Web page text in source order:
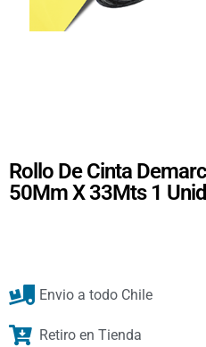
Rollo De Cinta
50Mm X 33Mts 1
Envio a todo Chile
Retiro en Tienda